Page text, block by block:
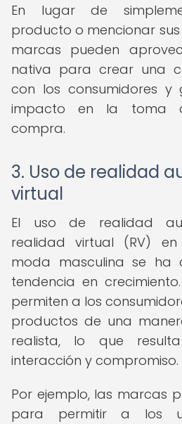
En lugar de
producto o mencionar
marcas pueden
nativa para crear una
con los consumidores y
impacto en la toma
compra.
3. Uso de realidad
virtual
El uso de realidad
realidad virtual (RV)
moda masculina se ha
tendencia en
permiten a los
productos de una
realista, lo que
interacción y compromiso.
Por ejemplo, las marcas
para permitir a los